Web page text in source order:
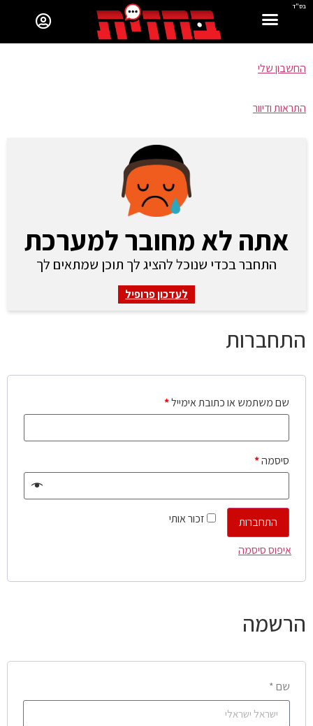
בס"ד
החשבון שלי
התראות ודיוור
אתה לא מחובר למערכת
התחבר בכדי שנוכל להציג לך תוכן שמתאים לך
לעדכון פרופיל
התחברות
שם משתמש או כתובת אימייל*
סיסמה*
זכור אותי
התחברות
איפוס סיסמה
הרשמה
שם *